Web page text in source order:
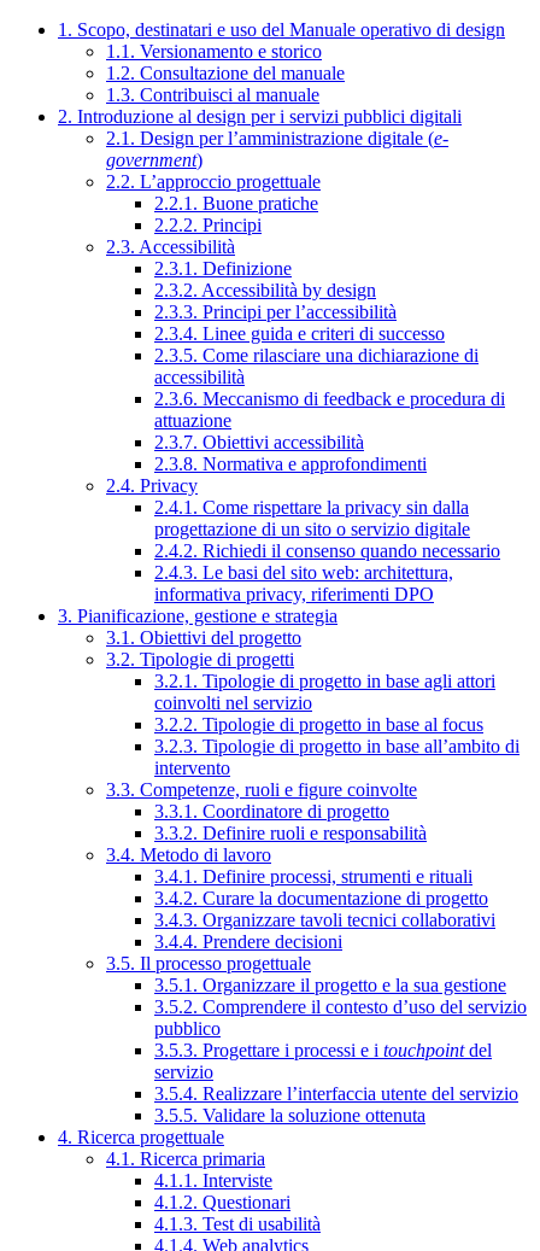
1. Scopo, destinatari e uso del Manuale operativo di design
1.1. Versionamento e storico
1.2. Consultazione del manuale
1.3. Contribuisci al manuale
2. Introduzione al design per i servizi pubblici digitali
2.1. Design per l’amministrazione digitale (e-
government)
2.2. L’approccio progettuale
2.2.1. Buone pratiche
2.2.2. Principi
2.3. Accessibilità
2.3.1. Definizione
2.3.2. Accessibilità by design
2.3.3. Principi per l’accessibilità
2.3.4. Linee guida e criteri di successo
2.3.5. Come rilasciare una dichiarazione di
accessibilità
2.3.6. Meccanismo di feedback e procedura di
attuazione
2.3.7. Obiettivi accessibilità
2.3.8. Normativa e approfondimenti
2.4. Privacy
2.4.1. Come rispettare la privacy sin dalla
progettazione di un sito o servizio digitale
2.4.2. Richiedi il consenso quando necessario
2.4.3. Le basi del sito web: architettura,
informativa privacy, riferimenti DPO
3. Pianificazione, gestione e strategia
3.1. Obiettivi del progetto
3.2. Tipologie di progetti
3.2.1. Tipologie di progetto in base agli attori
coinvolti nel servizio
3.2.2. Tipologie di progetto in base al focus
3.2.3. Tipologie di progetto in base all’ambito di
intervento
3.3. Competenze, ruoli e figure coinvolte
3.3.1. Coordinatore di progetto
3.3.2. Definire ruoli e responsabilità
3.4. Metodo di lavoro
3.4.1. Definire processi, strumenti e rituali
3.4.2. Curare la documentazione di progetto
3.4.3. Organizzare tavoli tecnici collaborativi
3.4.4. Prendere decisioni
3.5. Il processo progettuale
3.5.1. Organizzare il progetto e la sua gestione
3.5.2. Comprendere il contesto d’uso del servizio
pubblico
3.5.3. Progettare i processi e i touchpointdel
servizio
3.5.4. Realizzare l’interfaccia utente del servizio
3.5.5. Validare la soluzione ottenuta
4. Ricerca progettuale
4.1. Ricerca primaria
4.1.1. Interviste
4.1.2. Questionari
4.1.3. Test di usabilità
4.1.4. Web analytics